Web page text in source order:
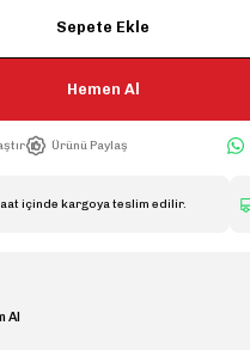
Sepete Ekle
Hemen Al
Ürünü Paylaş
içinde kargoya teslim edilir.
Al